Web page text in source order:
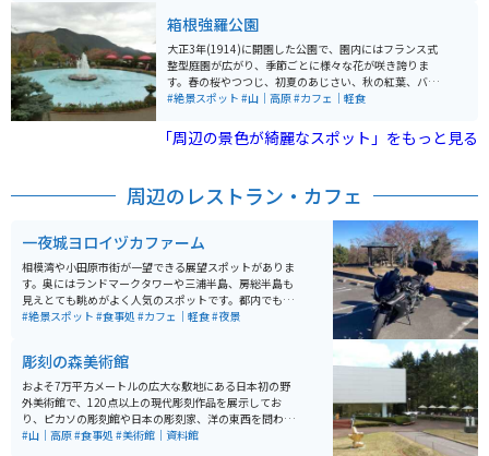
な車両を見ることができるのでプチモーターショーを体
感できます。
箱根強羅公園
大正3年(1914)に開園した公園で、園内にはフランス式
整型庭園が広がり、季節ごとに様々な花が咲き誇りま
す。春の桜やつつじ、初夏のあじさい、秋の紅葉、バラ
など様々な花を観賞できます。また、点茶体験、陶芸・
供から大人まで楽しむことができます。公園からは箱根
の山々の美しい景色も望むことができ、リラックスした
#絶景スポット #山｜高原#カフェ｜軽食
「周辺の景色が綺麗なスポット」をもっと見る
周辺のレストラン・カフェ
一夜城ヨロイヅカファーム
相模湾や小田原市街が一望できる展望スポットがありま
す。奥にはランドマークタワーや三浦半島、房総半島も
見えとても眺めがよく人気のスポットです。都内でも人
気のヨロイヅカシェフが経営されているレストランも併
もできます。
#絶景スポット #食事処 #カフェ｜軽食#夜景
彫刻の森美術館
およそ7万平方メートルの広大な敷地にある日本初の野
外美術館で、120点以上の現代彫刻作品を展示してお
り、ピカソの彫刻館や日本の彫刻家、洋の東西を問わな
い作品が楽しめます。触れるアート作品が箱根の大自然
#山｜高原#食事処 #美術館｜資料館